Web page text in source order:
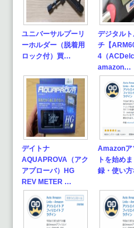
ユニバーサルプーリ
ーホルダー（脱着用
ロック付）買…
デジタル
チ【
4（
amazon…
デイトナ
AQUAPROVA（アク
アプローバ）HG
REV METER …
Amazonア
トを始め
録・使い